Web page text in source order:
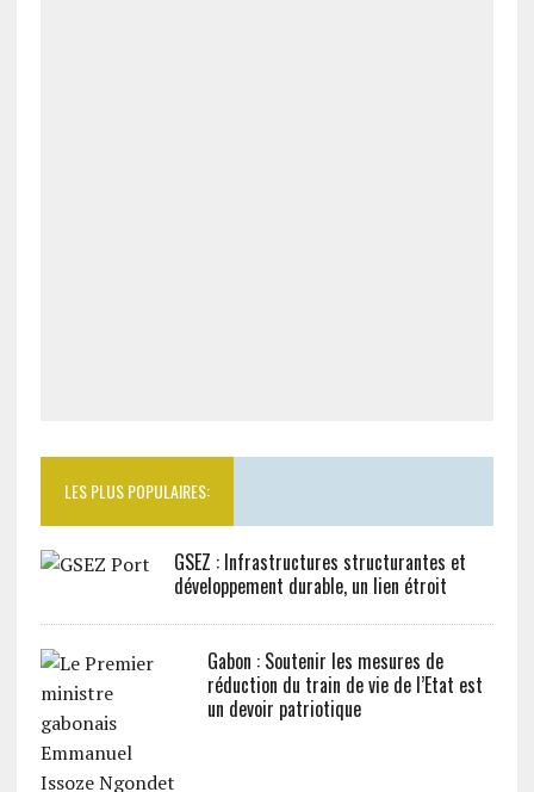
LES PLUS POPULAIRES:
GSEZ : Infrastructures structurantes et
développement durable, un lien étroit
Gabon : Soutenir les mesures de
réduction du train de vie de l’Etat est
un devoir patriotique